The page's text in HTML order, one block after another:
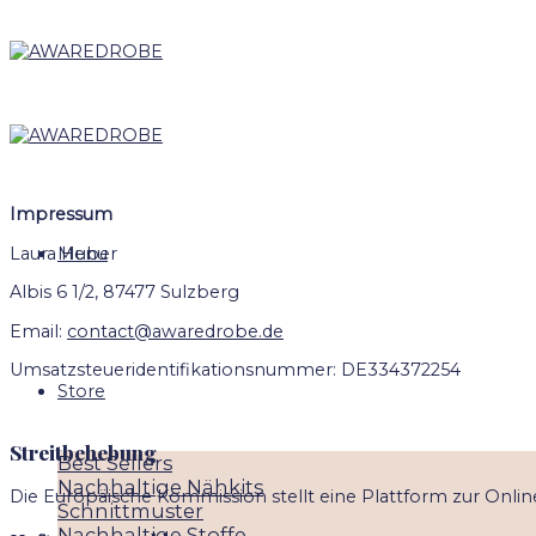
to
content
Menu
Store
Best Sellers
Nachhaltige Nähkits
Schnittmuster
Impressum
Laura Huber
Albis 6 1/2, 87477 Sulzberg
Email: contact@awaredrobe.de
Umsatzsteueridentifikationsnummer: DE334372254
Streitbehebung
Die Europäische Kommission stellt eine Plattform zur